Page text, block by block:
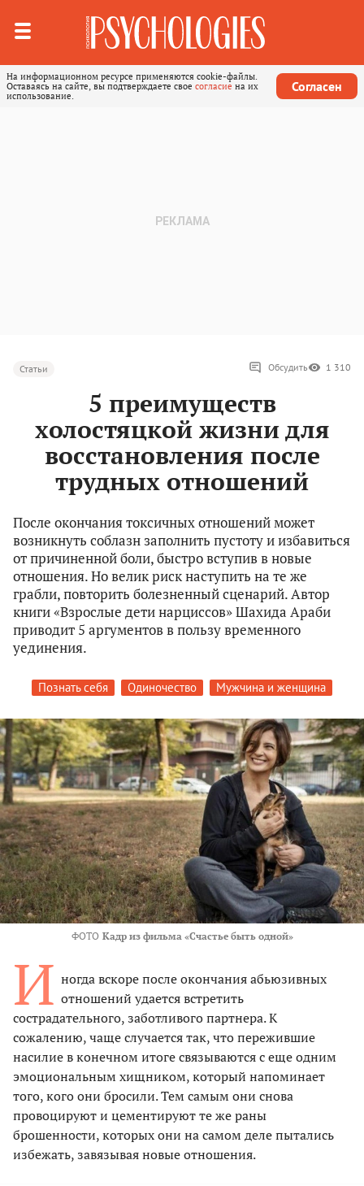
На информационном ресурсе применяются cookie-файлы.
Оставаясь на сайте, вы подтверждаете свое согласие на их
использование.
Согласен
Статьи Обсудить 1 310
5 преимуществ
холостяцкой жизни для
восстановления после
трудных отношений
После окончания токсичных отношений может
возникнуть соблазн заполнить пустоту и избавиться
от причиненной боли, быстро вступив в новые
отношения. Но велик риск наступить на те же
грабли, повторить болезненный сценарий. Автор
книги «Взрослые дети нарциссов» Шахида Араби
приводит 5 аргументов в пользу временного
уединения.
Познать себя Одиночество Мужчина и женщина
ФОТО Кадр из фильма «Счастье быть одной»
И ногда вскоре после окончания абьюзивных
отношений удается встретить
сострадательного, заботливого партнера. К
сожалению, чаще случается так, что пережившие
насилие в конечном итоге связываются с еще одним
эмоциональным хищником, который напоминает
того, кого они бросили. Тем самым они снова
провоцируют и цементируют те же раны
брошенности, которых они на самом деле пытались
избежать, завязывая новые отношения.